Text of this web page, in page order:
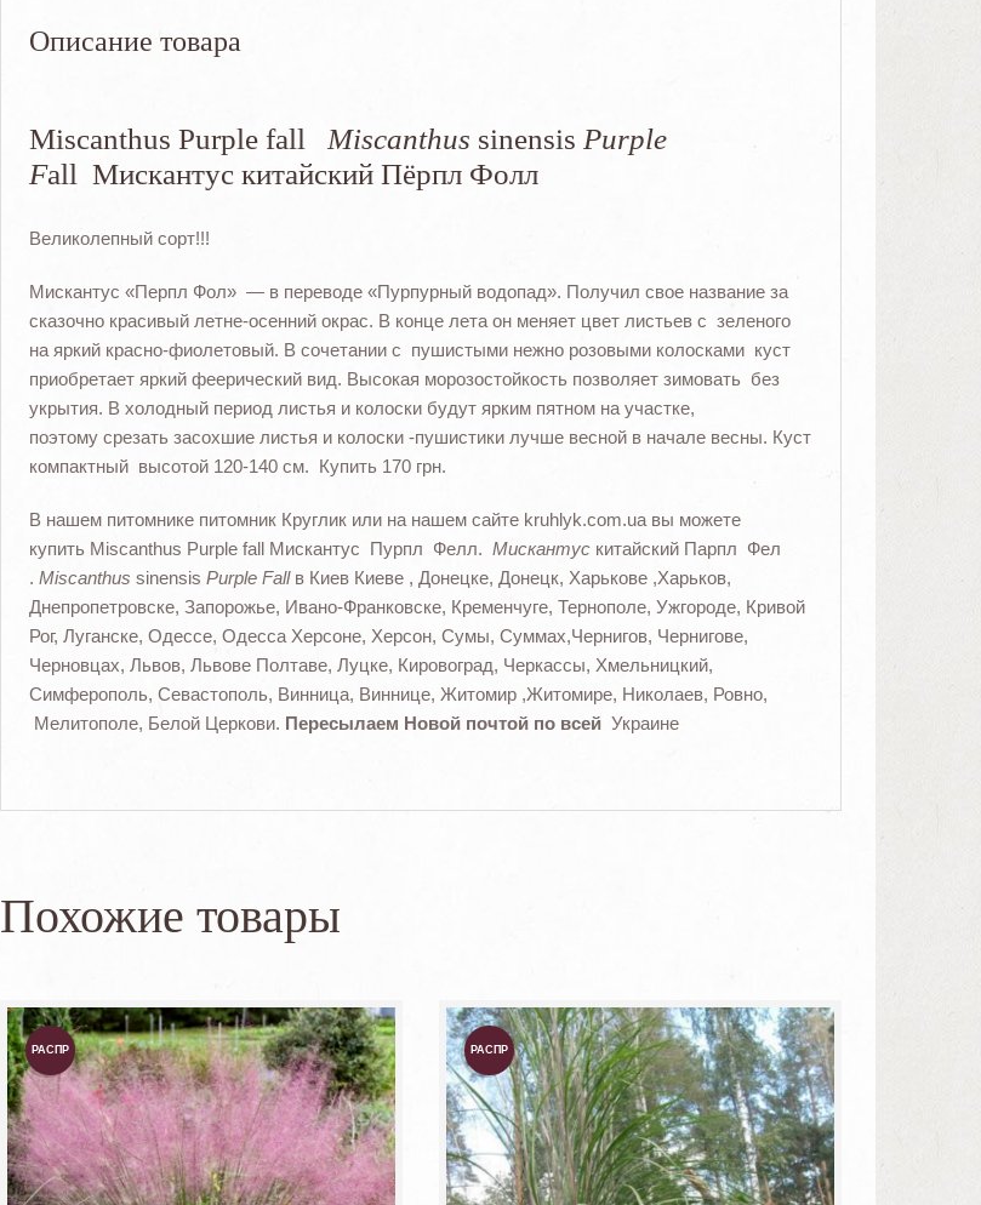
Описание товара
Miscanthus Purple fall Miscanthus sinensis Purple
Fall Мискантус китайский Пёрпл Фолл
Великолепный сорт!!!
Мискантус «Перпл Фол» — в переводе «Пурпурный водопад». Получил свое название за
сказочно красивый летне-осенний окрас. В конце лета он меняет цвет листьев с зеленого
на яркий красно-фиолетовый. В сочетании с пушистыми нежно розовыми колосками куст
приобретает яркий феерический вид. Высокая морозостойкость позволяет зимовать без
укрытия. В холодный период листья и колоски будут ярким пятном на участке,
поэтому срезать засохшие листья и колоски -пушистики лучше весной в начале весны. Куст
компактный высотой 120-140 см. Купить 170 грн.
В нашем питомнике питомник Круглик или на нашем сайте kruhlyk.com.ua вы можете
купить Miscanthus Purple fall Мискантус Пурпл Фелл. Мискантускитайский Парпл Фел
. Miscanthus sinensis Purple Fallв Киев Киеве , Донецке, Донецк, Харькове ,Харьков,
Днепропетровске, Запорожье, Ивано-Франковске, Кременчуге, Тернополе, Ужгороде, Кривой
Рог, Луганске, Одессе, Одесса Херсоне, Херсон, Сумы, Суммах,Чернигов, Чернигове,
Черновцах, Львов, Львове Полтаве, Луцке, Кировоград, Черкассы, Хмельницкий,
Симферополь, Севастополь, Винница, Виннице, Житомир ,Житомире, Николаев, Ровно,
Мелитополе, Белой Церкови. Пересылаем Новой почтой по всейУкраине
Похожие товары
РАСПР
ОДАЖА
РАСПР
ОДАЖА